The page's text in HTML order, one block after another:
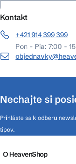
Kontakt
+421 914 399 399
Pon - Pia: 7:00 -
Nechajte si
Prihláste sa k odberu
tipov.
O HeavenShop